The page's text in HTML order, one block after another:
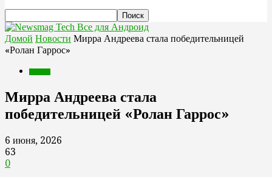
Все для Андроид
Домой Новости Мирра Андреева стала победительницей
«Ролан Гаррос»
Мирра Андреева стала
победительницей «Ролан Гаррос»
6 июня, 2026
63
0